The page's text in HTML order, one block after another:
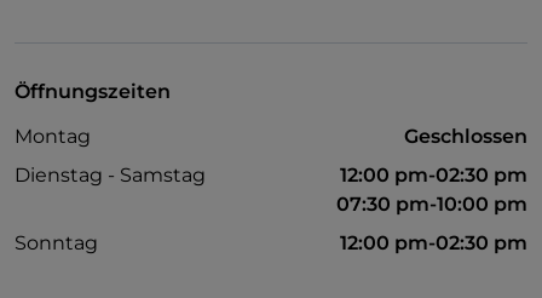
Öffnungszeiten
Montag
Geschlossen
Dienstag - Samstag
12:00 pm-02:30 pm
07:30 pm-10:00 pm
Sonntag
12:00 pm-02:30 pm